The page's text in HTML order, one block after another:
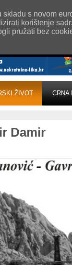
nam vijest!
ŽIVOT CRNA
Damir
s novom
korištenje
pružati bez